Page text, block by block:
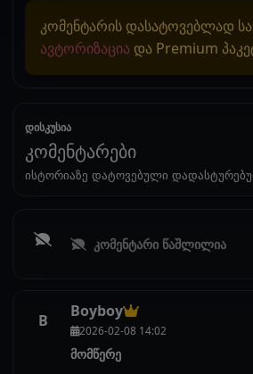
კომენტარის დასატოვებლად
ავტორიზაცია და Premium
დისკუსია
კომენტარები
ისტორიაზე დატოვებული
კომენტარი წაშლილია
B Boyboy
2026-02-08 14:02
მომწერე